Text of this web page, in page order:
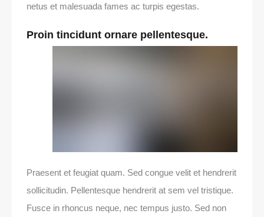
netus et malesuada fames ac turpis egestas.
Proin tincidunt ornare pellentesque.
Praesent et feugiat quam. Sed congue velit et hendrerit
sollicitudin. Pellentesque hendrerit at sem vel tristique.
Fusce in rhoncus neque, nec tempus justo. Sed non